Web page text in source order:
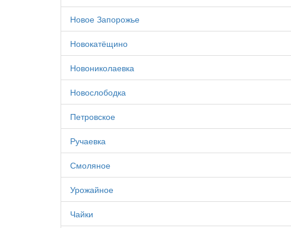
Новое Запорожье
Новокатёщино
Новониколаевка
Новослободка
Петровское
Ручаевка
Смоляное
Урожайное
Чайки